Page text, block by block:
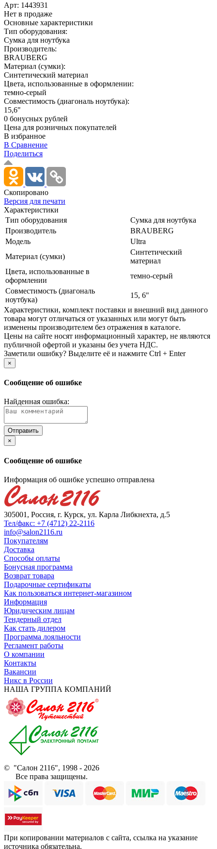
Арт: 1443931
Нет в продаже
Основные характеристики
Тип оборудования:
Сумка для ноутбука
Производитель:
BRAUBERG
Материал (сумки):
Синтетический материал
Цвета, использованные в оформлении:
темно-серый
Совместимость (диагональ ноутбука):
15,6"
0 бонусных рублей
Цена для розничных покупателей
В избранное
В Сравнение
Поделиться
Скопировано
Версия для печати
Характеристики
Тип оборудования
Сумка для ноутбука
Производитель
BRAUBERG
Модель
Ultra
Материал (сумки)
Синтетический
материал
Цвета, использованные в
оформлении
темно-серый
Совместимость (диагональ
ноутбука)
15, 6"
Xарактеристики, комплект поставки и внешний вид данного
товара могут отличаться от указанных или могут быть
изменены производителем без отражения в каталоге.
Цены на сайте носят информационный характер, не являются
публичной офертой и указаны без учета НДС.
Заметили ошибку? Выделите её и нажмите Ctrl + Enter
×
Сообщение об ошибке
Найденная ошибка:
×
Сообщение об ошибке
Информация об ошибке успешно отправлена
305001, Россия, г. Курск, ул. Карла Либкнехта, д.5
Тел/факс: +7 (4712) 22-2116
info@salon2116.ru
Покупателям
Доставка
Способы оплаты
Бонусная программа
Возврат товара
Подарочные сертификаты
Как пользоваться интернет-магазином
Информация
Юридическим лицам
Тендерный отдел
Как стать дилером
Программа лояльности
Регламент работы
О компании
Контакты
Вакансии
Никс в России
НАША ГРУППА КОМПАНИЙ
© "Салон 2116", 1998 - 2026
Все права защищены.
При копировании материалов с сайта, ссылка на указание
источника обязательна.